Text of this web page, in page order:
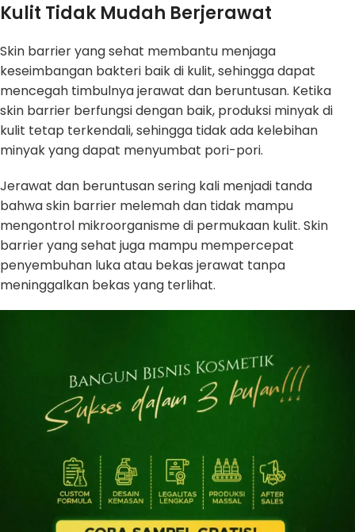
Kulit Tidak Mudah Berjerawat
Skin barrier yang sehat membantu menjaga
keseimbangan bakteri baik di kulit, sehingga dapat
mencegah timbulnya jerawat dan beruntusan. Ketika
skin barrier berfungsi dengan baik, produksi minyak di
kulit tetap terkendali, sehingga tidak ada kelebihan
minyak yang dapat menyumbat pori-pori.
Jerawat dan beruntusan sering kali menjadi tanda
bahwa skin barrier melemah dan tidak mampu
mengontrol mikroorganisme di permukaan kulit. Skin
barrier yang sehat juga mampu mempercepat
penyembuhan luka atau bekas jerawat tanpa
meninggalkan bekas yang terlihat.